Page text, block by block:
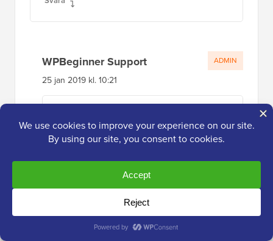
WPBeginner Support
25 jan 2019 kl. 10:21
ADMIN